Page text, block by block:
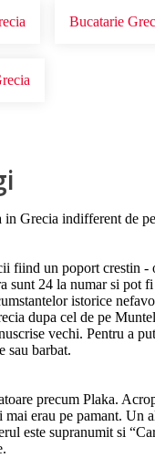
Bucatarie
Grecia indifferent de
fiind un poport crestin
sunt 24 la numar si pot
istorice
dupa cel de pe
vechi. Pentru a
sau barbat.
precum Plaka.
erau pe pamant. Un
este supranumit si